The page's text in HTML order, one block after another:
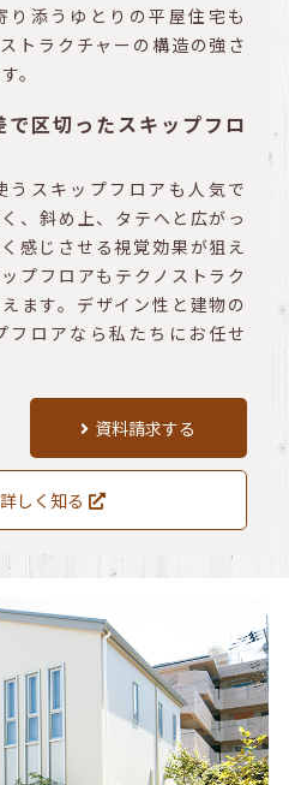
添うゆとりの平屋住宅も
トラクチャーの構造の強さ
。
区切ったスキップフロ
うスキップフロアも人気で
、斜め上、タテへと広がっ
感じさせる視覚効果が狙え
プフロアもテクノストラク
ます。デザイン性と建物の
フロアなら私たちにお任せ
資料請求する
しく知る